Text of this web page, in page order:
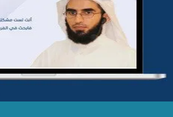
تطوير موقع المدرب
التفاصيل